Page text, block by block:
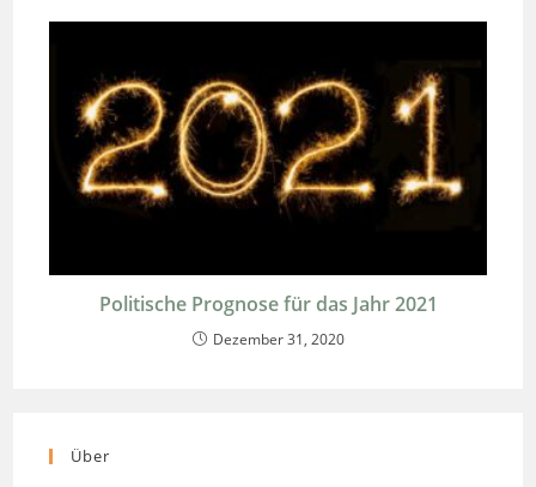
Politische Prognose für das Jahr 2021
Dezember 31, 2020
Über